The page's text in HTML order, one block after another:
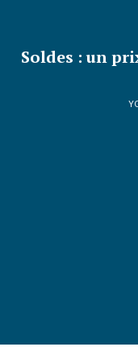
Soldes : un